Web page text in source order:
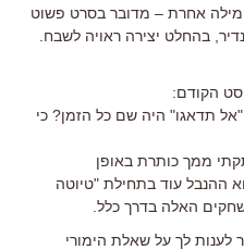
אחרת – מדובר בסרט פשוט
בהחלט יצירה ראויה לשבח.
הקודם:
"אל תדאגו" היה שם כל הזמן? כי
ממך כותרת באופן
ההנבל עוד בתחילת "טיוטה
האלה בדרך כלל.
לענות לך על שאלת הימורי